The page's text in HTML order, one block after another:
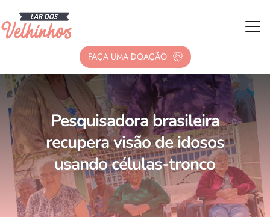
FAÇA UMA DOAÇÃO
Pesquisadora brasileira
recupera visão de idosos
usando células-tronco